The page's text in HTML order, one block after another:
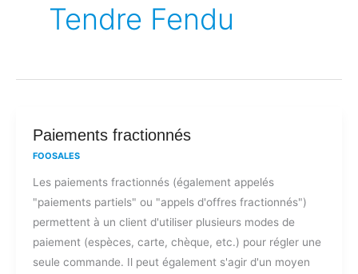
Tendre Fendu
Paiements fractionnés
FOOSALES
Les paiements fractionnés (également appelés
"paiements partiels" ou "appels d'offres fractionnés")
permettent à un client d'utiliser plusieurs modes de
paiement (espèces, carte, chèque, etc.) pour régler une
seule commande. Il peut également s'agir d'un moyen
Paiements
fractionnés